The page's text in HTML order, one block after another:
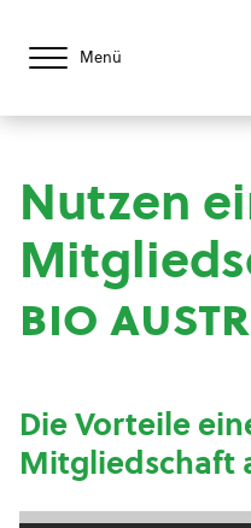
Menü
Nutzen
bio
Die Vorteile
Mitgliedschaft